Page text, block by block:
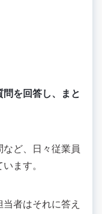
を回答し、まと
ど、日々従業員
ます。
者はそれに答え